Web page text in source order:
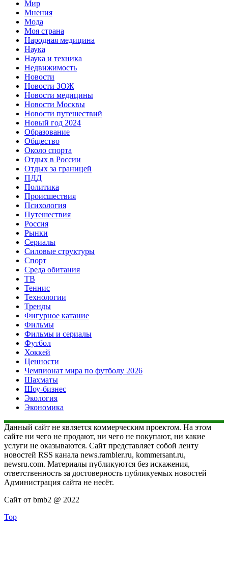
Мир
Мнения
Мода
Моя страна
Народная медицина
Наука
Наука и техника
Недвижимость
Новости
Новости ЗОЖ
Новости медицины
Новости Москвы
Новости путешествий
Новый год 2024
Образование
Общество
Около спорта
Отдых в России
Отдых за границей
ПДД
Политика
Происшествия
Психология
Путешествия
Россия
Рынки
Сериалы
Силовые структуры
Спорт
Среда обитания
ТВ
Теннис
Технологии
Тренды
Фигурное катание
Фильмы
Фильмы и сериалы
Футбол
Хоккей
Ценности
Чемпионат мира по футболу 2026
Шахматы
Шоу-бизнес
Экология
Экономика
Данный сайт не является коммерческим проектом. На этом
сайте ни чего не продают, ни чего не покупают, ни какие
услуги не оказываются. Сайт представляет собой ленту
новостей RSS канала news.rambler.ru, kommersant.ru,
newsru.com. Материалы публикуются без искажения,
ответственность за достоверность публикуемых новостей
Администрация сайта не несёт.
Сайт от bmb2 @ 2022
Top